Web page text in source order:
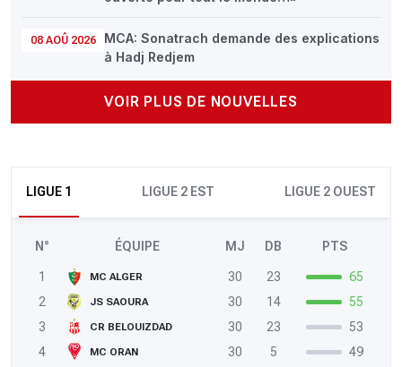
08 AOÛ 2026
MCA: Sonatrach demande des explications
à Hadj Redjem
VOIR PLUS DE NOUVELLES
LIGUE 1 LIGUE 2 EST LIGUE 2 OUEST
N° ÉQUIPE MJ DB PTS
1 MC ALGER 30 23
65
2
JS SAOURA 30 14
55
3
CR BELOUIZDAD 30 23
53
4
MC ORAN 30 5
49